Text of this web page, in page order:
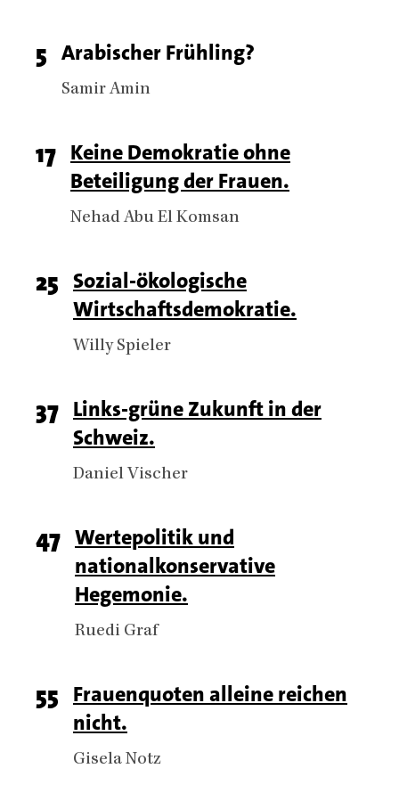
Chapter
articles
Page
number
5 Titel
Arabischer Frühling?
Authors
Samir Amin
Page
number
17 Titel
Keine Demokratie ohne
Beteiligung der Frauen.
Authors
Nehad Abu El Komsan
Page
number
25 Titel
Sozial-ökologische
Wirtschaftsdemokratie.
Authors
Willy Spieler
Page
number
37 Titel
Links-grüne Zukunft in der
Schweiz.
Authors
Daniel Vischer
Page
number
47 Titel
Wertepolitik und
nationalkonservative
Hegemonie.
Authors
Ruedi Graf
Page
number
55 Titel
Frauenquoten alleine reichen
nicht.
Authors
Gisela Notz